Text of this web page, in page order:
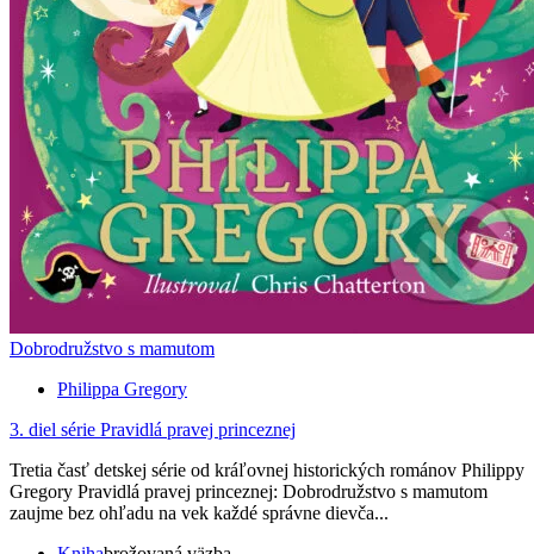
Dobrodružstvo s mamutom
Philippa Gregory
3. diel série Pravidlá pravej princeznej
Tretia časť detskej série od kráľovnej historických románov Philippy
Gregory Pravidlá pravej princeznej: Dobrodružstvo s mamutom
zaujme bez ohľadu na vek každé správne dievča...